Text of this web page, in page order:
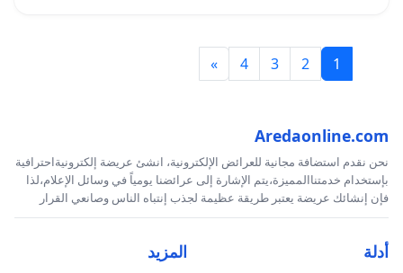
1
2
3
4
»
Aredaonline.com
نحن نقدم استضافة مجانية للعرائض الإلكترونية، انشئ عريضة إلكترونيةاحترافية
بإستخدام خدمتناالمميزة،يتم الإشارة إلى عرائضنا يومياً في وسائل الإعلام،لذا
فإن إنشائك عريضة يعتبر طريقة عظيمة لجذب إنتباه الناس وصانعي القرار
أدلة المزيد